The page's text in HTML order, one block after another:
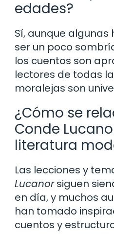
edades?
Sí, aunque algunas
ser un poco
los cuentos son
lectores de todas
moralejas son
¿Cómo se
Conde
literatura
Las lecciones y
Lucanorsiguen
en día, y muchos
han tomado
cuentos y